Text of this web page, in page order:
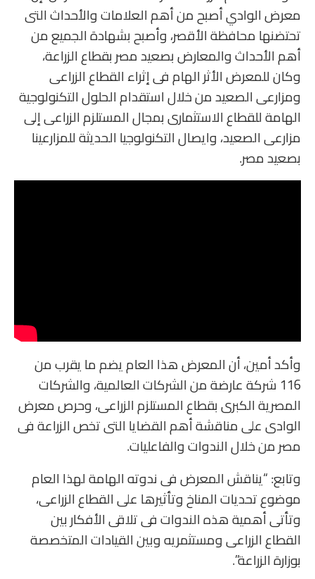
معرض الوادي أصبح من أهم العلامات والأحداث التى
تحتضنها محافظة الأقصر، وأصبح بشهادة الجميع من
أهم الأحداث والمعارض بصعيد مصر بقطاع الزراعة،
وكان للمعرض الأثر الهام فى إثراء القطاع الزراعى
ومزارعى الصعيد من خلال استقدام الحلول التكنولوجية
الهامة للقطاع الاستثمارى بمجال المستلزم الزراعى إلى
مزارعى الصعيد، وايصال التكنولوجيا الحديثة للمزارعينا
بصعيد مصر.
وأكد أمين، أن المعرض هذا العام يضم ما يقرب من
116 شركة عارضة من الشركات العالمية، والشركات
المصرية الكبرى بقطاع المستلزم الزراعى، وحرص معرض
الوادى على مناقشة أهم القضايا التى تخص الزراعة فى
مصر من خلال الندوات والفاعليات.
وتابع: “يناقش المعرض فى ندوته الهامة لهذا العام
موضوع تحديات المناخ وتأثيرها على القطاع الزراعى،
وتأتى أهمية هذه الندوات فى تلاقى الأفكار بين
القطاع الزراعى ومستثمريه وبين القيادات المتخصصة
بوزارة الزراعة”.